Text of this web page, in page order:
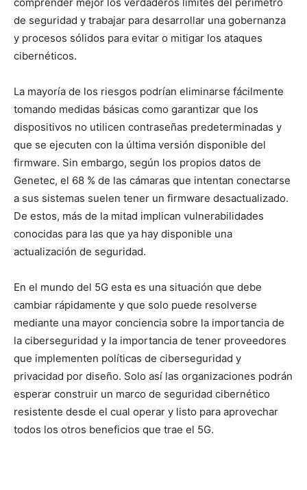
de seguridad y trabajar para desarrollar una gobernanza
y procesos sólidos para evitar o mitigar los ataques
cibernéticos.
La mayoría de los riesgos podrían eliminarse fácilmente
tomando medidas básicas como garantizar que los
dispositivos no utilicen contraseñas predeterminadas y
que se ejecuten con la última versión disponible del
firmware. Sin embargo, según los propios datos de
Genetec, el 68 % de las cámaras que intentan conectarse
a sus sistemas suelen tener un firmware desactualizado.
De estos, más de la mitad implican vulnerabilidades
conocidas para las que ya hay disponible una
actualización de seguridad.
En el mundo del 5G esta es una situación que debe
cambiar rápidamente y que solo puede resolverse
mediante una mayor conciencia sobre la importancia de
la ciberseguridad y la importancia de tener proveedores
que implementen políticas de ciberseguridad y
privacidad por diseño. Solo así las organizaciones podrán
esperar construir un marco de seguridad cibernético
resistente desde el cual operar y listo para aprovechar
todos los otros beneficios que trae el 5G.